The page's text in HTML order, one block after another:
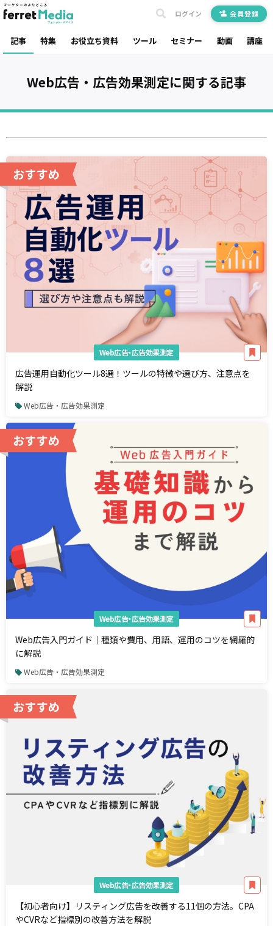
記事 特集 お役立ち資料 ツール セミナー 動画 講座
ログイン 会員登録
Web広告・広告効果測定に関する記事
Web広告・広告効果測定
広告運用自動化ツール8選！ツールの特徴や選び方、注意点を
解説
Web広告・広告効果測定
Web広告・広告効果測定
Web広告入門ガイド｜種類や費用、用語、運用のコツを網羅的
に解説
Web広告・広告効果測定
Web広告・広告効果測定
【初心者向け】リスティング広告を改善する11個の方法。CPA
やCVRなど指標別の改善方法を解説